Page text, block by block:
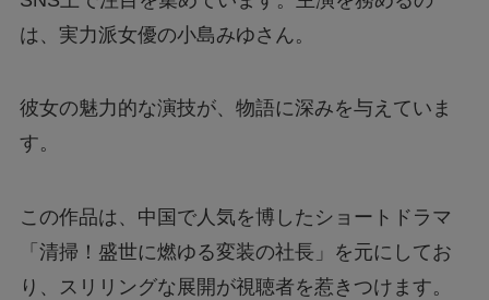
は、実力派女優の小島みゆさん。
彼女の魅力的な演技が、物語に深みを与えていま
す。
この作品は、中国で人気を博したショートドラマ
「清掃！盛世に燃ゆる変装の社長」を元にしてお
り、スリリングな展開が視聴者を惹きつけます。